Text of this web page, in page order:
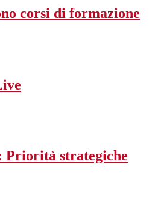
corsi di formazione
Priorità strategiche